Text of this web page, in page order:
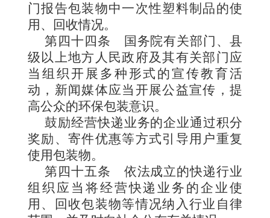
门报告包装物中一次性塑料制品的使
用、回收情况。
第四十四条
国务院有关部门、县
级以上地方人民政府及其有关部门应
当组织开展多种形式的宣传教育活
动，新闻媒体应当开展公益宣传，提
高公众的环保包装意识。
鼓励经营快递业务的企业通过积分
奖励、寄件优惠等方式引导用户重复
使用包装物。
第四十五条 依法成立的快递行业
组织应当将经营快递业务的企业使
用、回收包装物等情况纳入行业自律